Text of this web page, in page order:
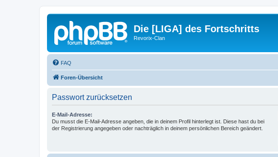
Die [LIGA] des Fortschritts
Revorix-Clan
FAQ
Foren-Übersicht
Passwort zurücksetzen
E-Mail-Adresse:
Du musst die E-Mail-Adresse angeben, die in deinem Profil hinterlegt ist. Diese hast du bei
der Registrierung angegeben oder nachträglich in deinem persönlichen Bereich geändert.